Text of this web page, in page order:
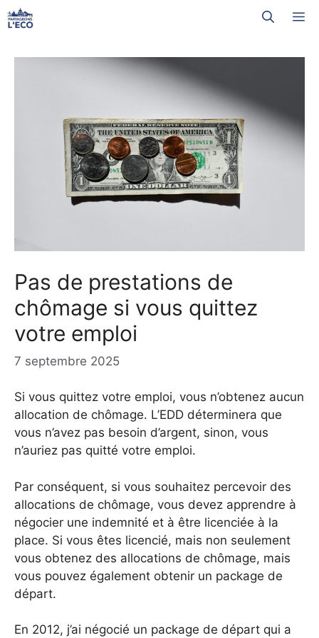
Aller
au
Pas de prestations de
chômage si vous quittez
votre emploi
7 septembre 2025
Si vous quittez votre emploi, vous n’obtenez aucun
allocation de chômage. L’EDD déterminera que
vous n’avez pas besoin d’argent, sinon, vous
n’auriez pas quitté votre emploi.
Par conséquent, si vous souhaitez percevoir des
allocations de chômage, vous devez apprendre à
négocier une indemnité et à être licenciée à la
place. Si vous êtes licencié, mais non seulement
vous obtenez des allocations de chômage, mais
vous pouvez également obtenir un package de
départ.
En 2012, j’ai négocié un package de départ qui a